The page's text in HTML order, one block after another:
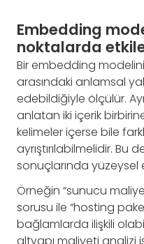
Embedding
noktalarda
Bir embedding
arasındaki anlamsal
edebildiğiyle ölçülür.
anlatan iki içerik
kelimeler içerse bile
ayrıştırılabilmelidir. Bu
sonuçlarında yüzeysel
Örneğin “sunucu
sorusu ile “hosting
bağlamlarda ilişkili